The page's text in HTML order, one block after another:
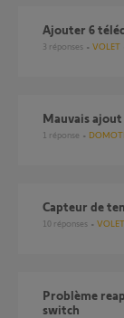
Ajouter 6
3 réponses VOLET
Mauvais
1 réponse
Capteur de
10 réponses VOLET
Problème reappairage telecommande amy 1 io sur tahoma
switch